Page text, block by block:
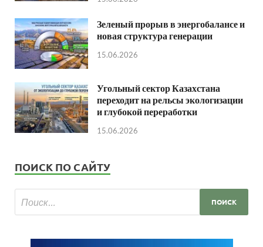
Зеленый прорыв в энергобалансе и
новая структура генерации
15.06.2026
Угольный сектор Казахстана
переходит на рельсы экологизации
и глубокой переработки
15.06.2026
ПОИСК ПО САЙТУ